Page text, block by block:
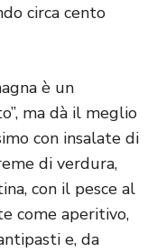
circa cento
è un
ma dà il meglio
con insalate di
di verdura,
con il pesce al
come aperitivo,
e, da